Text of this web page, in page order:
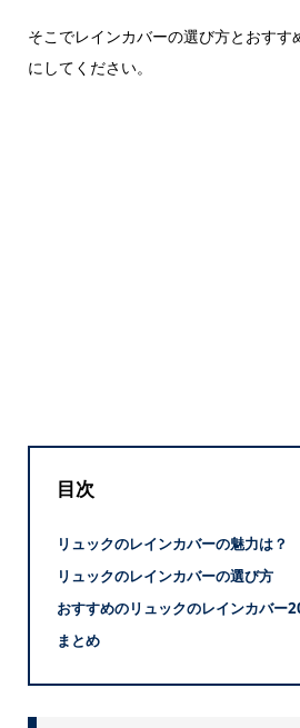
そこでレインカバーの選び方とおすす
にしてください。
目次
リュックのレインカバーの魅力は？
リュックのレインカバーの選び方
おすすめのリュックのレインカバー
まとめ